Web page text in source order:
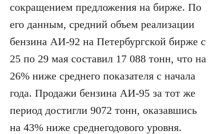
сокращением предложения на бирже. По
его данным, средний объем реализации
бензина АИ-92 на Петербургской бирже с
25 по 29 мая составил 17 088 тонн, что на
26% ниже среднего показателя с начала
года. Продажи бензина АИ-95 за тот же
период достигли 9072 тонн, оказавшись
на 43% ниже среднегодового уровня.